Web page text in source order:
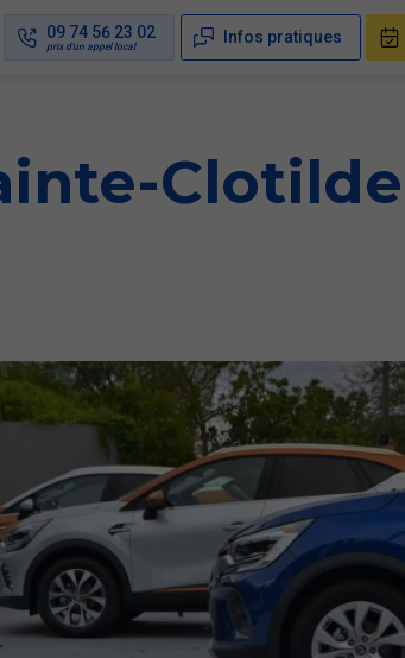
09 74 56 23 02 Infos pratiques
Clotilde